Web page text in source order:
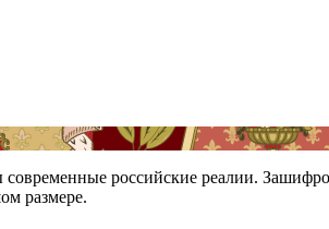
российские реалии.
размере.